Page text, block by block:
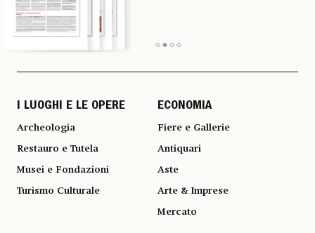
I LUOGHI E LE OPERE
Archeologia
Restauro e Tutela
Musei e Fondazioni
Turismo Culturale
ECONOMIA
Fiere e Gallerie
Antiquari
Aste
Arte & Imprese
Mercato